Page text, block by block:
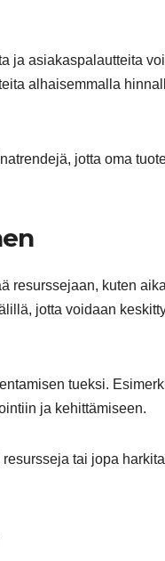
ja asiakaspalautteita
alhaisemmalla
jotta oma
resurssejaan, kuten
jotta voidaan
tueksi.
ja kehittämiseen.
tai jopa